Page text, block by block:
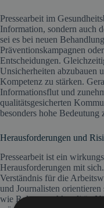
Pressearbeit im
Information, sondern auch
sei es bei neuen
Präventionskampagnen
Entscheidungen.
Unsicherheiten abzubauen
Kompetenz zu stärken.
Informationsflut und
qualitätsgesicherten
besonders hohe Bedeutung
Herausforderungen und
Pressearbeit ist ein
Herausforderungen mit
Verständnis für die
und Journalisten
wie Relevanz, Aktualität,